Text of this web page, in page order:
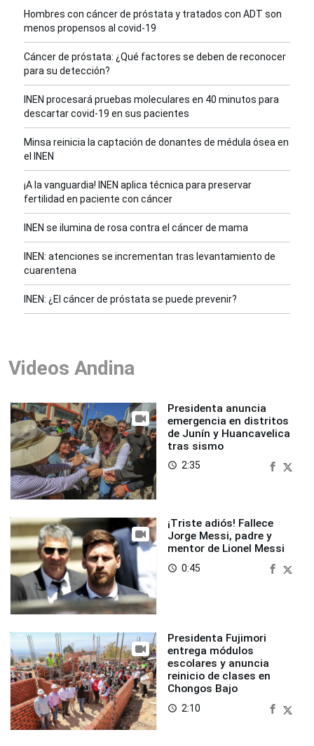
Hombres con cáncer de próstata y tratados con ADT son
menos propensos al covid-19
Cáncer de próstata: ¿Qué factores se deben de reconocer
para su detección?
INEN procesará pruebas moleculares en 40 minutos para
descartar covid-19 en sus pacientes
Minsa reinicia la captación de donantes de médula ósea en
el INEN
¡A la vanguardia! INEN aplica técnica para preservar
fertilidad en paciente con cáncer
INEN se ilumina de rosa contra el cáncer de mama
INEN: atenciones se incrementan tras levantamiento de
cuarentena
INEN: ¿El cáncer de próstata se puede prevenir?
Videos Andina
Presidenta anuncia
emergencia en distritos
de Junín y Huancavelica
tras sismo
access_time 2:35
¡Triste adiós! Fallece
Jorge Messi, padre y
mentor de Lionel Messi
access_time 0:45
Presidenta Fujimori
entrega módulos
escolares y anuncia
reinicio de clases en
Chongos Bajo
access_time 2:10